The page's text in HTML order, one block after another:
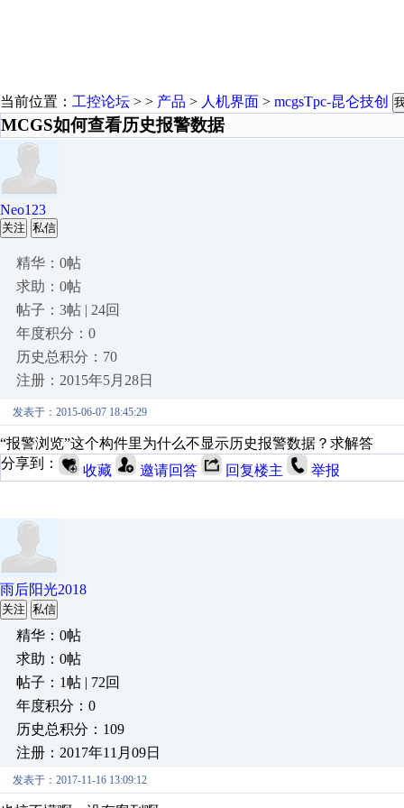
当前位置： 工控论坛 > > 产品 > 人机界面 > mcgsTpc-昆仑技创
MCGS如何查看历史报警数据
Neo123
关注 私信
精华：0帖
求助：0帖
帖子：3帖 | 24回
年度积分：0
历史总积分：70
注册：2015年5月28日
发表于：2015-06-07 18:45:29
“报警浏览”这个构件里为什么不显示历史报警数据？求解答
分享到：
收藏 邀请回答 回复楼主 举报
雨后阳光2018
关注 私信
精华：0帖
求助：0帖
帖子：1帖 | 72回
年度积分：0
历史总积分：109
注册：2017年11月09日
发表于：2017-11-16 13:09:12